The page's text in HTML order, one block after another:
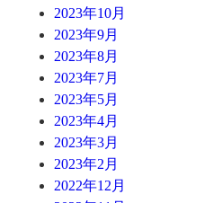
2023年10月
2023年9月
2023年8月
2023年7月
2023年5月
2023年4月
2023年3月
2023年2月
2022年12月